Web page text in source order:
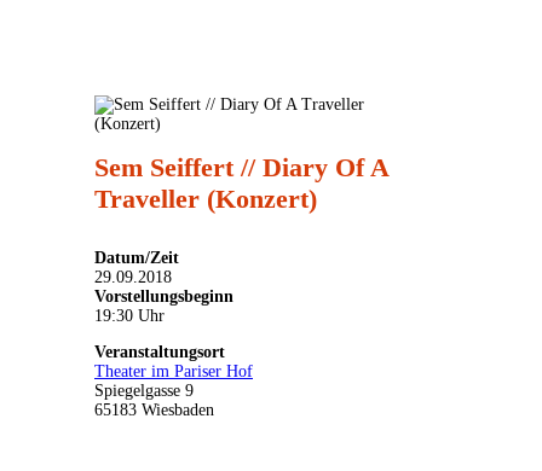
Sem Seiffert // Diary Of A
Traveller (Konzert)
Datum/Zeit
29.09.2018
Vorstellungsbeginn
19:30 Uhr
Veranstaltungsort
Theater im Pariser Hof
Spiegelgasse 9
65183 Wiesbaden